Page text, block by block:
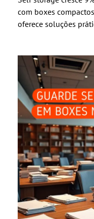
com boxes
oferece soluções